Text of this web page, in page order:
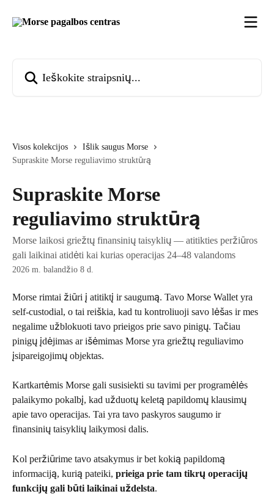
Visos kolekcijos
Išlik saugus Morse
Supraskite Morse reguliavimo struktūrą
Supraskite Morse
reguliavimo struktūrą
Morse laikosi griežtų finansinių taisyklių — atitikties peržiūros
gali laikinai atidėti kai kurias operacijas 24–48 valandoms
2026 m. balandžio 8 d.
Morse rimtai žiūri į atitiktį ir saugumą. Tavo Morse Wallet yra
self-custodial, o tai reiškia, kad tu kontroliuoji savo lėšas ir mes
negalime užblokuoti tavo prieigos prie savo pinigų. Tačiau
pinigų įdėjimas ar išėmimas Morse yra griežtų reguliavimo
įsipareigojimų objektas.
Kartkartėmis Morse gali susisiekti su tavimi per programėlės
palaikymo pokalbį, kad užduotų keletą papildomų klausimų
apie tavo operacijas. Tai yra tavo paskyros saugumo ir
finansinių taisyklių laikymosi dalis.
Kol peržiūrime tavo atsakymus ir bet kokią papildomą
informaciją, kurią pateiki, prieiga prie tam tikrų operacijų
funkcijų gali būti laikinai uždelsta.